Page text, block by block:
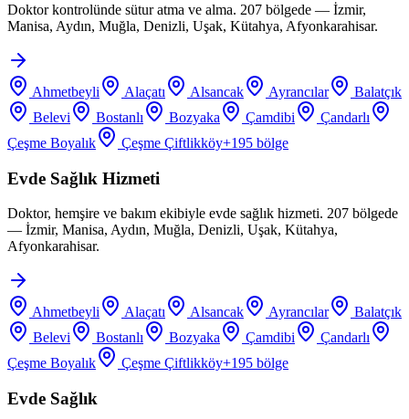
Doktor kontrolünde sütur atma ve alma. 207 bölgede — İzmir,
Manisa, Aydın, Muğla, Denizli, Uşak, Kütahya, Afyonkarahisar.
Ahmetbeyli Alaçatı Alsancak Ayrancılar
Balatçık
Belevi
Bostanlı Bozyaka Çamdibi
Çandarlı
Çeşme Boyalık
Çeşme Çiftlikköy+195 bölge
Evde Sağlık Hizmeti
Doktor, hemşire ve bakım ekibiyle evde sağlık hizmeti. 207 bölgede
— İzmir, Manisa, Aydın, Muğla, Denizli, Uşak, Kütahya,
Afyonkarahisar.
Ahmetbeyli Alaçatı Alsancak Ayrancılar
Balatçık
Belevi
Bostanlı Bozyaka Çamdibi
Çandarlı
Çeşme Boyalık
Çeşme Çiftlikköy+195 bölge
Evde Sağlık